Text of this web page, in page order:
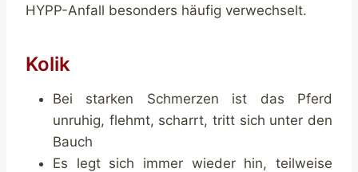
HYPP-Anfall besonders häufig verwechselt.
Kolik
Bei starken Schmerzen ist das Pferd
unruhig, flehmt, scharrt, tritt sich unter den
Bauch
Es legt sich immer wieder hin, teilweise